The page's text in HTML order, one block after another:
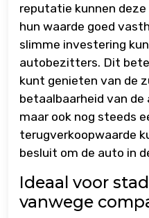
reputatie kunnen
hun waarde goed
slimme investering
autobezitters. Dit
kunt genieten van de
betaalbaarheid van
maar ook nog steeds
terugverkoopwaarde
besluit om de auto in
Ideaal voor
vanwege